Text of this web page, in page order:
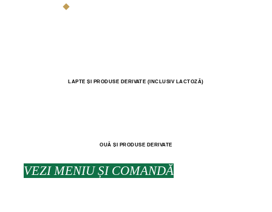
LAPTE ȘI PRODUSE DERIVATE (INCLUSIV LACTOZĂ)
OUĂ ȘI PRODUSE DERIVATE
VEZI MENIU ȘI COMANDĂ